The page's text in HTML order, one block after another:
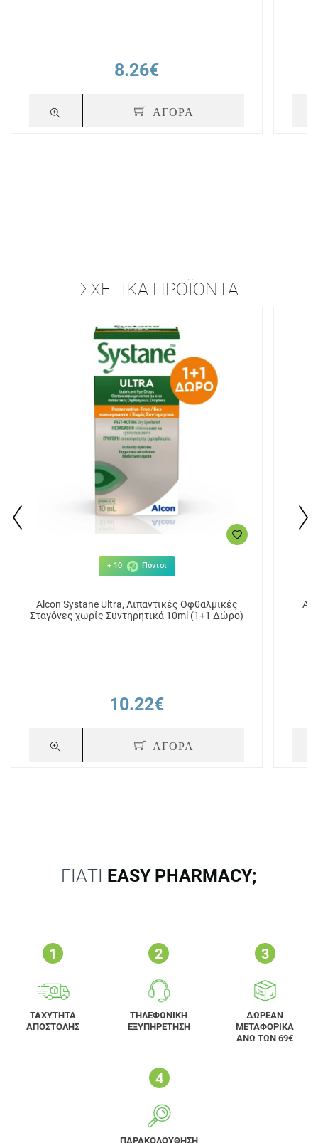
8.26€
ΑΓΟΡΑ
ΣΧΕΤΙΚΆ ΠΡΟΪΌΝΤΑ
+ 10 Πόντοι
Alcon Systane Ultra, Λιπαντικές Οφθαλμικές
Σταγόνες χωρίς Συντηρητικά 10ml (1+1 Δώρο)
10.22€
ΑΓΟΡΑ
ΓΙΑΤΙ EASY PHARMACY;
ΤΑΧΥΤΗΤΑ
ΑΠΟΣΤΟΛΗΣ
ΤΗΛΕΦΩΝΙΚΗ
ΕΞΥΠΗΡΕΤΗΣΗ
ΔΩΡΕΑΝ
ΜΕΤΑΦΟΡΙΚΑ
ΑΝΩ ΤΩΝ 69€
ΠΑΡΑΚΟΛΟΥΘΗΣΗ